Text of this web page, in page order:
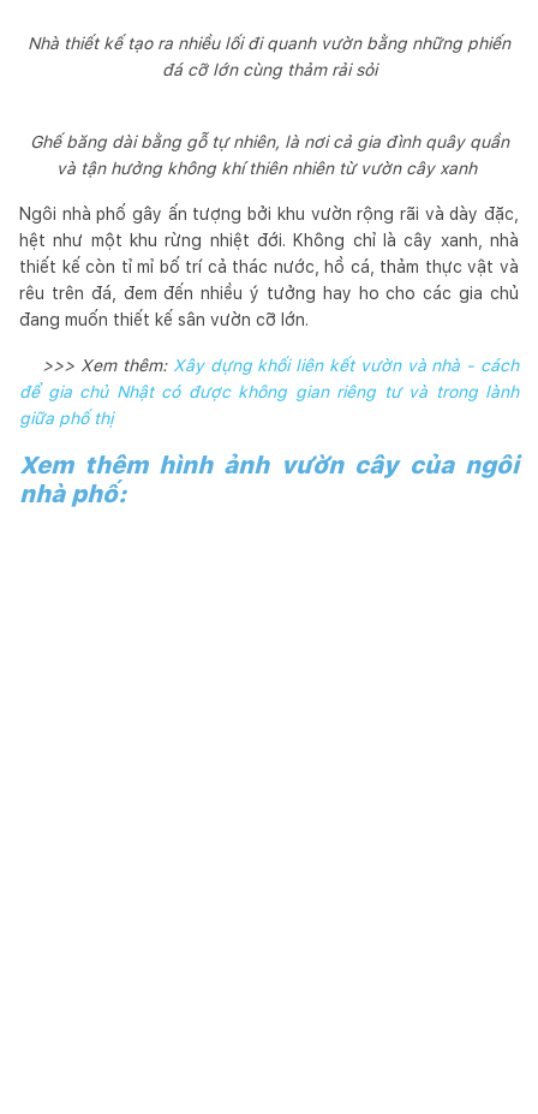
Nhà thiết kế tạo ra nhiều lối đi quanh vườn bằng những phiến
đá cỡ lớn cùng thảm rải sỏi
Ghế băng dài bằng gỗ tự nhiên, là nơi cả gia đình quây quần
và tận hưởng không khí thiên nhiên từ vườn cây xanh
Ngôi nhà phố gây ấn tượng bởi khu vườn rộng rãi và dày đặc,
hệt như một khu rừng nhiệt đới. Không chỉ là cây xanh, nhà
thiết kế còn tỉ mỉ bố trí cả thác nước, hồ cá, thảm thực vật và
rêu trên đá, đem đến nhiều ý tưởng hay ho cho các gia chủ
đang muốn thiết kế sân vườn cỡ lớn.
>>> Xem thêm: Xây dựng khối liên kết vườn và nhà - cách
để gia chủ Nhật có được không gian riêng tư và trong lành
giữa phố thị
Xem thêm hình ảnh vườn cây của ngôi
nhà phố: